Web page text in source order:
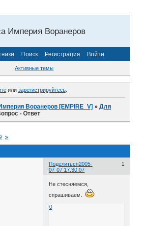
Империя Воранеров
Поиск Регистрация Войти
Активные темы
или зарегистрируйтесь.
Воранеров [EMPIRE_V] »Для
- Ответ
»
Поделиться 1
2005-
07-07 17:30:07
Не стесняемся,
спрашиваем.
0